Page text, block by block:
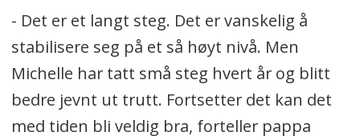
- Det er et langt steg. Det er vanskelig å
stabilisere seg på et så høyt nivå. Men
Michelle har tatt små steg hvert år og blitt
bedre jevnt ut trutt. Fortsetter det kan det
med tiden bli veldig bra, forteller pappa